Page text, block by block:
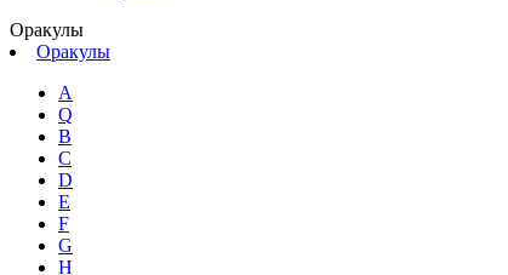
Оракулы
Оракулы
A
Q
B
C
D
E
F
G
H